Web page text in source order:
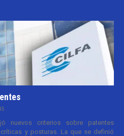
nuevos criterios sobre patentes
y posturas. La que se definió